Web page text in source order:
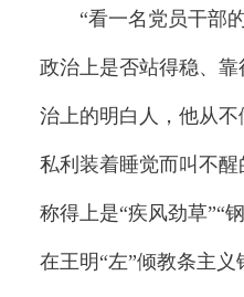
“看一名党员干部的
政治上是否站得稳、
治上的明白人，他从不
私利装着睡觉而叫不
称得上是“疾风劲草”“
在王明“左”倾教条主